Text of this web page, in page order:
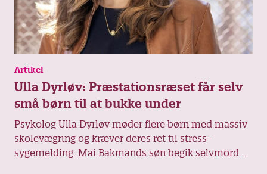
Artikel
Ulla Dyrløv: Præstationsræset får selv
små børn til at bukke under
Psykolog Ulla Dyrløv møder flere børn med massiv
skolevægring og kræver deres ret til stress-
sygemelding. Mai Bakmands søn begik selvmord